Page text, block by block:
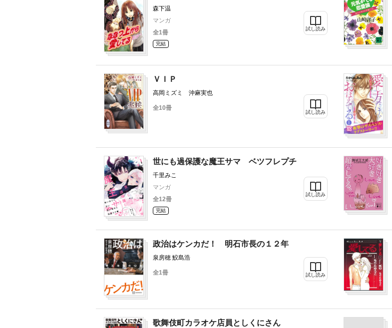
森下温
マンガ
全1冊
完結
試し読み
ＶＩＰ
高岡ミズミ 沖麻実也
全10冊
試し読み
世にも過保護な魔王サマ ベツフレプチ
千里みこ
マンガ
全12冊
完結
試し読み
政治はケンカだ！ 明石市長の１２年
泉房穂 鮫島浩
全1冊 試し読み
歌舞伎町カラオケ店員としくにさん